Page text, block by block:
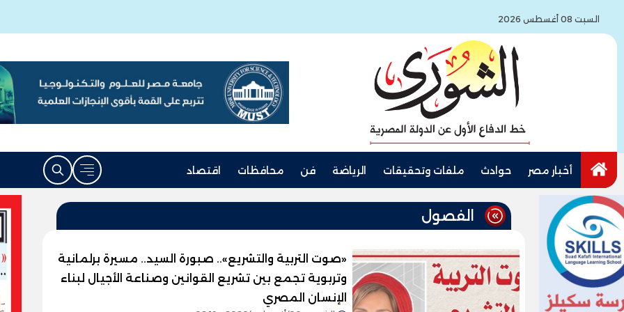
السبت 08 أغسطس 2026
أخبار مصر حوادث ملفات وتحقيقات الرياضة فن محافظات اقتصاد
الفصول
«صوت التربية والتشريع».. صبورة السيد.. مسيرة برلمانية
وتربوية تجمع بين تشريع القوانين وصناعة الأجيال لبناء
الإنسان المصري